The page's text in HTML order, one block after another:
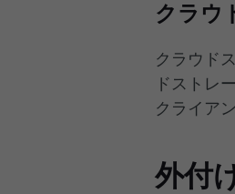
クラウ
クラウド
ドストレ
クライア
外付